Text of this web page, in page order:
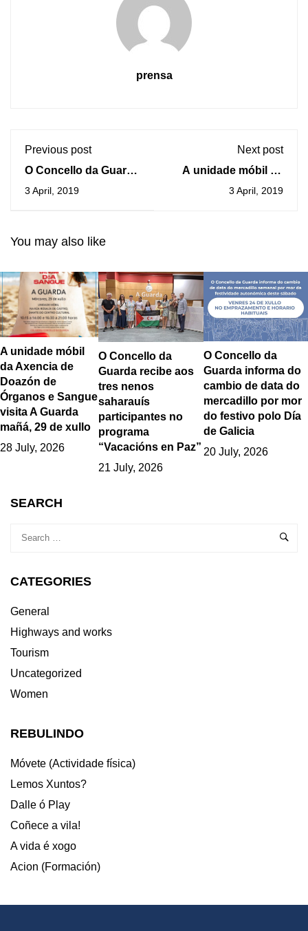
prensa
Previous post
O Concello da Guarda
mellora a
Medieval
3 April, 2019
Next post
A unidade móbil de
doazóns de sangue
3 April, 2019
You may also like
A unidade móbil
da Axencia de
Doazón de
Órganos e Sangue
visita A Guarda
mañá, 29 de xullo
28 July, 2026
O Concello da
Guarda recibe aos
tres nenos
saharauís
participantes no
programa
“Vacacións en Paz”
21 July, 2026
O Concello da
Guarda informa do
cambio de data do
mercadillo por mor
do festivo polo Día
de Galicia
20 July, 2026
SEARCH
CATEGORIES
General
Highways and works
Tourism
Uncategorized
Women
REBULINDO
Móvete (Actividade física)
Lemos Xuntos?
Dalle ó Play
Coñece a vila!
A vida é xogo
Acion (Formación)